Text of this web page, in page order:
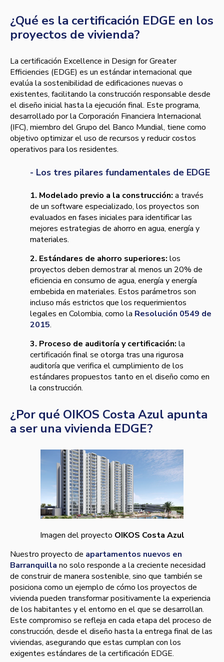
¿Qué es la certificación EDGE en los
proyectos de vivienda?
La certificación Excellence in Design for Greater
Efficiencies (EDGE) es un estándar internacional que
evalúa la sostenibilidad de edificaciones nuevas o
existentes, facilitando la construcción responsable desde
el diseño inicial hasta la ejecución final. Este programa,
desarrollado por la Corporación Financiera Internacional
(IFC), miembro del Grupo del Banco Mundial, tiene como
objetivo optimizar el uso de recursos y reducir costos
operativos para los residentes.
- Los tres pilares fundamentales de EDGE
1. Modelado previo a la construcción: a través
de un software especializado, los proyectos son
evaluados en fases iniciales para identificar las
mejores estrategias de ahorro en agua, energía y
materiales.
2. Estándares de ahorro superiores: los
proyectos deben demostrar al menos un 20% de
eficiencia en consumo de agua, energía y energía
embebida en materiales. Estos parámetros son
incluso más estrictos que los requerimientos
legales en Colombia, como la Resolución 0549 de
2015.
3. Proceso de auditoría y certificación: la
certificación final se otorga tras una rigurosa
auditoría que verifica el cumplimiento de los
estándares propuestos tanto en el diseño como en
la construcción.
¿Por qué OIKOS Costa Azul apunta
a ser una vivienda EDGE?
Imagen del proyecto OIKOS Costa Azul
Nuestro proyecto de apartamentos nuevos en
Barranquilla no solo responde a la creciente necesidad
de construir de manera sostenible, sino que también se
posiciona como un ejemplo de cómo los proyectos de
vivienda pueden transformar positivamente la experiencia
de los habitantes y el entorno en el que se desarrollan.
Este compromiso se refleja en cada etapa del proceso de
construcción, desde el diseño hasta la entrega final de las
viviendas, asegurando que estas cumplan con los
exigentes estándares de la certificación EDGE.